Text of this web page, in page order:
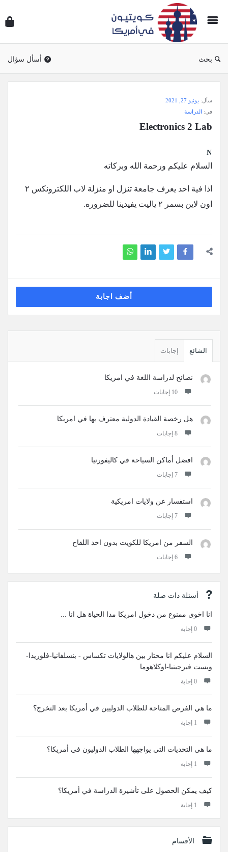
بحث أسأل سؤال
وجواب
أمريكا
الاحدث
سأل: يونيو 27, 2021
في: الدراسة
Electronics 2 Lab
N
السلام عليكم ورحمة الله وبركاته
اذا فية احد يعرف جامعة تنزل او منزلة لاب اللكترونكس ٢
اون لاين بسمر ٢ ياليت يفيدينا للضروره.
أضف اجابة
الجانبيةالشائع إجابات
نصائح لدراسة اللغة في امريكا
‫10 إجابات
هل رخصة القيادة الدولية معترف بها في امريكا
‫8 إجابات
افضل أماكن السياحة في كاليفورنيا
‫7 إجابات
استفسار عن ولايات امريكية
‫7 إجابات
السفر من امريكا للكويت بدون اخذ اللقاح
‫6 إجابات
أسئلة ذات صلة
انا اخوي ممنوع من دخول امريكا مدا الحياة هل انا ...
‫0 إجابة
السلام عليكم انا محتار بين هالولايات تكساس - بنسلفانيا-فلوريدا-
ويست فيرجينيا-اوكلاهوما
‫0 إجابة
ما هي الفرص المتاحة للطلاب الدوليين في أمريكا بعد التخرج؟
‫1 إجابة
ما هي التحديات التي يواجهها الطلاب الدوليون في أمريكا؟
‫1 إجابة
كيف يمكن الحصول على تأشيرة الدراسة في أمريكا؟
‫1 إجابة
الأقسام